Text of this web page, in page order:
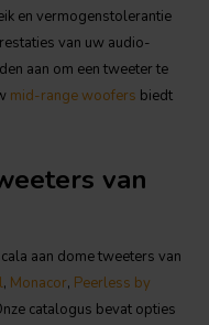
en vermogenstolerantie
van uw audio-
aan om een tweeter te
mid-range woofers biedt
van
aan dome tweeters van
, Monacor, Peerless by
catalogus bevat opties